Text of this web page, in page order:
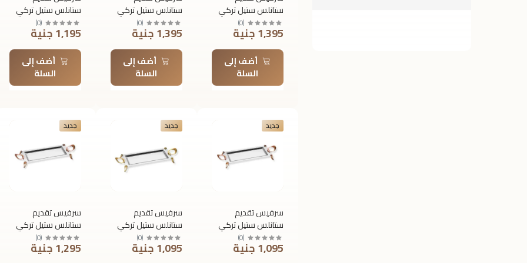
ستانلس ستيل تركي
رويال ألفريدو سادة –
مقبض مزدوج –
مقاس كبير – ذهبي |
T175
(
0
)
1,395 جنية
أضف إلى
السلة
ستانلس ستيل تركي
رويال ألفريدو سادة –
مقبض مزدوج –
مقاس كبير – روز
جولد | T173
(
0
)
1,395 جنية
أضف إلى
السلة
ستانلس ستيل تركي
رويال ألفريدو سادة –
مقبض مزدوج –
مقاس صغير – روز
جولد | T174
(
0
)
1,195 جنية
أضف إلى
السلة
جديد
سرفيس تقديم
ستانلس ستيل تركي
رويال ألفريدو سادة –
مقبض فردي –
(
0
)
1,095 جنية
جديد
سرفيس تقديم
ستانلس ستيل تركي
رويال ألفريدو سادة –
مقبض فردي –
(
0
)
1,095 جنية
جديد
سرفيس تقديم
ستانلس ستيل تركي
رويال ألفريدو سادة –
مقبض فردي –
(
0
)
1,295 جنية